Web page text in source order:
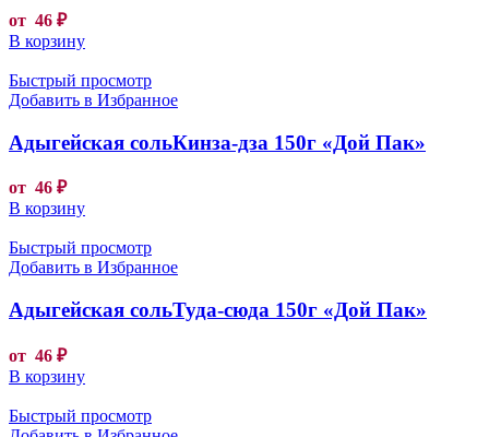
от 46 ₽
В корзину
Быстрый просмотр
Добавить в Избранное
Адыгейская сольКинза-дза 150г «Дой Пак»
от 46 ₽
В корзину
Быстрый просмотр
Добавить в Избранное
Адыгейская сольТуда-сюда 150г «Дой Пак»
от 46 ₽
В корзину
Быстрый просмотр